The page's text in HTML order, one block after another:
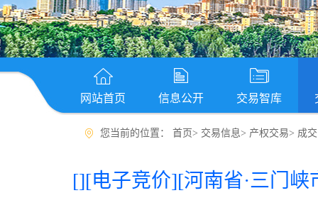
网站首页 信息公开 交易智库
您当前的位置： 首页> 交易信息> 产权交易> 成
[][电子竞价][河南省·三门峡